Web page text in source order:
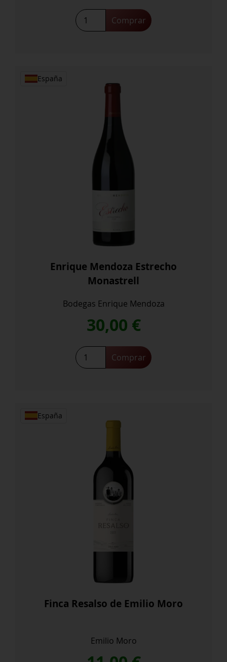
Emilio
Moro
Comprar
España
Enrique Mendoza Estrecho
Monastrell
Bodegas Enrique Mendoza
30,00 €
Enrique
Mendoza
Comprar
España
Finca Resalso de Emilio Moro
Emilio Moro